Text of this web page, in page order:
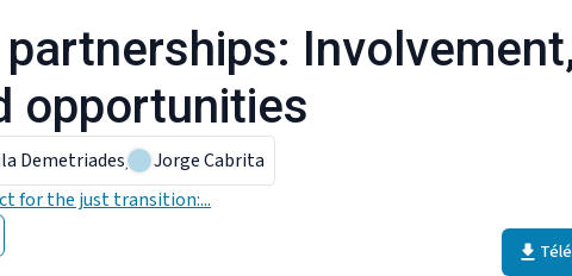
opportunities
Demetriades,
Jorge Cabrita
for the just transition:...